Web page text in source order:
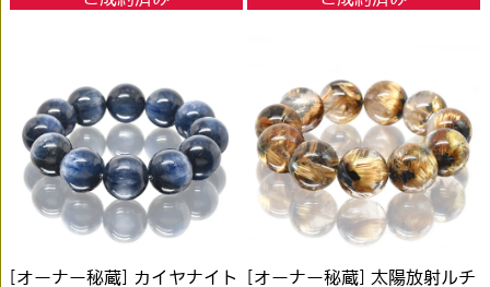
[オーナー秘蔵] カイヤナイト
[オーナー秘蔵] 太陽放射ルチ